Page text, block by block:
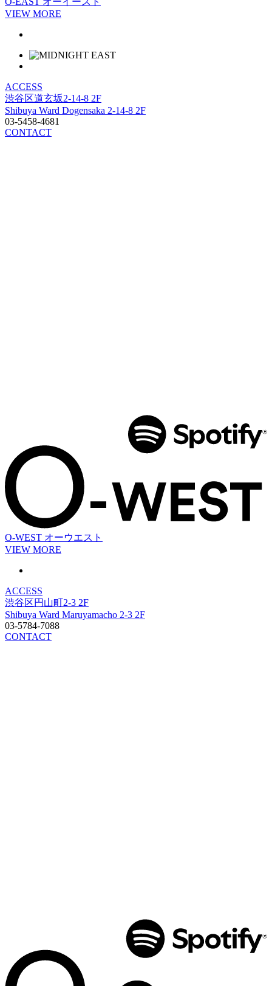
VIEW MORE
ACCESS
渋谷区道玄坂2-14-8 2F
Shibuya Ward Dogensaka 2-14-8 2F
03-5458-4681
CONTACT
O-WEST オーウエスト
VIEW MORE
ACCESS
渋谷区円山町2-3 2F
Shibuya Ward Maruyamacho 2-3 2F
03-5784-7088
CONTACT